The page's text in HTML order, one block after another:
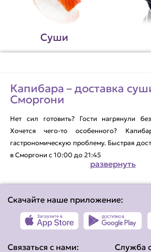
Суши
Капибара – доставка
Сморгони
Нет сил готовить? Гости нагрянули
Хочется чего-то особенного?
гастрономическую проблему. Быстрая
в Сморгони с 10:00 до 21:45
Сморгони. Мы специализируемся на
японской кухни в формате «возьми с
формате суши-бара. В меню сеты,
свежих продуктов в одноразовой
соки и газированные напитки.
развернуть
Скачайте наше приложение:
Связаться с нами:
Служба